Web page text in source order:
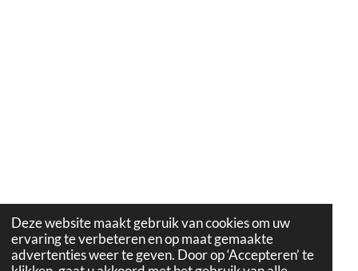
Deze website maakt gebruik van cookies om uw
ervaring te verbeteren en op maat gemaakte
advertenties weer te geven. Door op ‘Accepteren’ te